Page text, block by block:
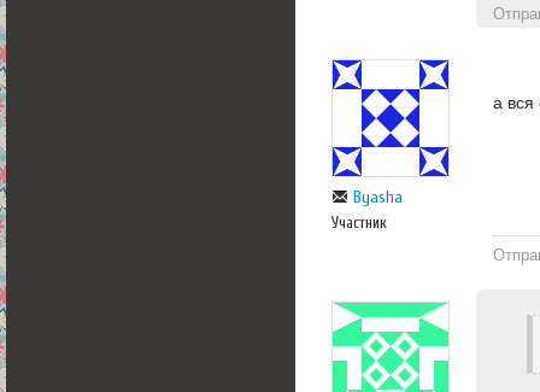
Byasha
Участник
а вся